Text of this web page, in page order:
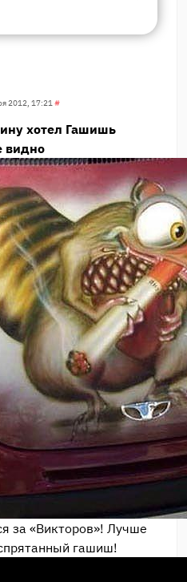
2012, 17:21 #
хотел Гашишь
видно
за «Викторов»! Лучше
гашиш!